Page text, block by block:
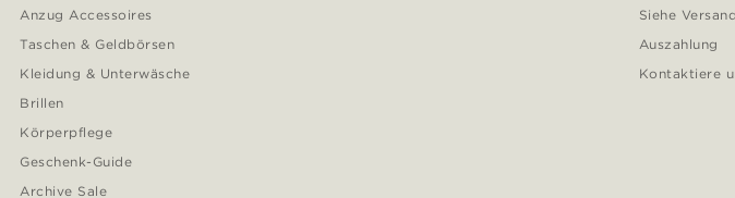
Anzug Accessoires
Taschen & Geldbörsen
Kleidung & Unterwäsche
Brillen
Körperpflege
Geschenk-Guide
Archive Sale
Siehe
Auszahlung
Kontaktiere